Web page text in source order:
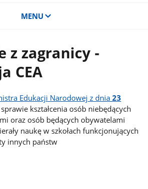
MENU
z zagranicy -
CEA
Edukacji Narodowej z dnia23
kształcenia osób niebędących
oraz osób będących obywatelami
naukę w szkołach funkcjonujących
innych państw